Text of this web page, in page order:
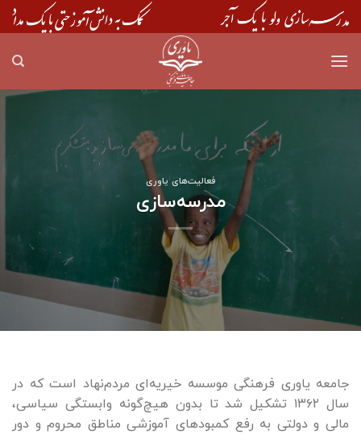
Skip
to
فعالیت‌های یاوری
مدرسه‌سازی
جامعه یاوری فرهنگی موسسه خیریه‌ای مردم‌نهاد است که در
سال ۱۳۶۲ تشکیل شد تا بدون هیچ‌گونه وابستگی سیاسی،
مالی و دولتی به رفع کمبودهای آموزشی مناطق محروم و دور